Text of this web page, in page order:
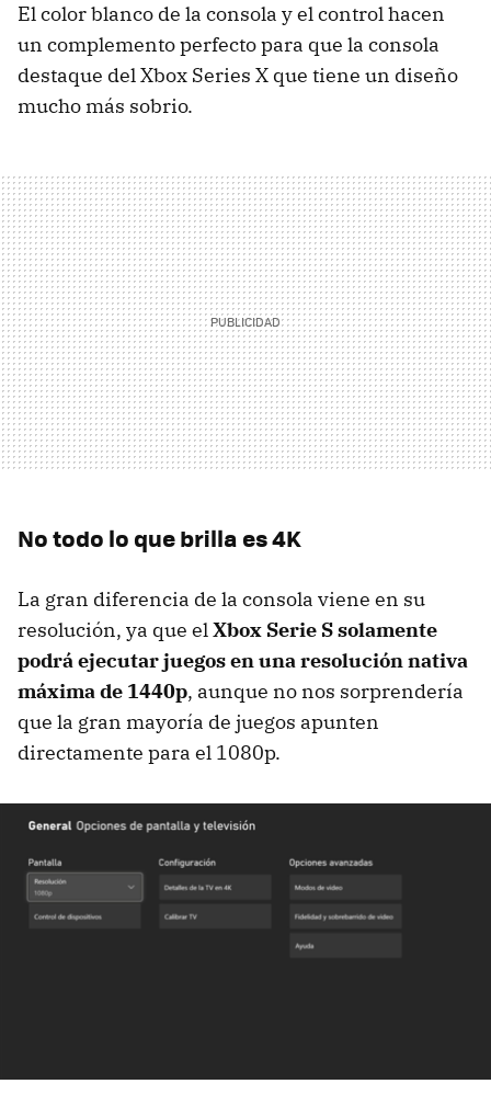
El color blanco de la consola y el control hacen
un complemento perfecto para que la consola
destaque del Xbox Series X que tiene un diseño
mucho más sobrio.
No todo lo que brilla es 4K
La gran diferencia de la consola viene en su
resolución, ya que elXbox Serie S solamente
podrá ejecutar juegos en una resolución nativa
máxima de 1440p, aunque no nos sorprendería
que la gran mayoría de juegos apunten
directamente para el 1080p.